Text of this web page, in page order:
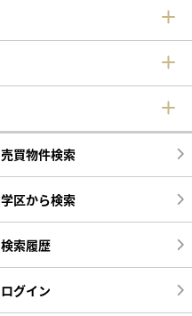
売買物件検索
学区から検索
検索履歴
ログイン